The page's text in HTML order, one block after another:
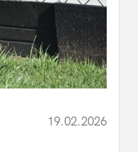
19.02.2026